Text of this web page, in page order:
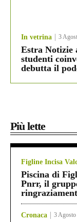
In vetrina 3
Estra Notizie
studenti
debutta il
Più lette
Figline Incisa
Piscina di
Pnrr, il
Cronaca 3